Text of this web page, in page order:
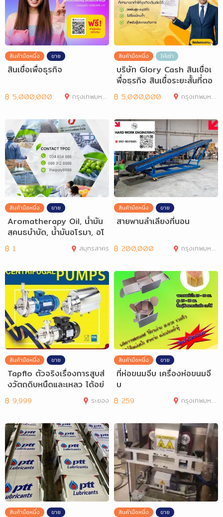
สินค้ามือหนึ่ง ขาย
สินเชื่อเพื่อธุรกิจ
฿ 5,000,000 กรุงเทพมหานคร
สินค้ามือหนึ่ง ให้เช่า
บริษัท Glory Cash สินเชื่อเ
พื่อธุรกิจ สินเชื่อระยะสั้นที่ตอ
฿ 5,000,000 กรุงเทพมหานคร
สินค้ามือหนึ่ง ขาย
Aromatherapy Oil, น้ำมัน
สุคนธบำบัด, น้ำมันอโรมา, อโ
รมาเทอราป
฿ 1 สมุทรสาคร
สินค้ามือหนึ่ง ขาย
สายพานลำเลียงที่นอน
฿ 200,000 กรุงเทพมหานคร
สินค้ามือหนึ่ง ขาย
Tapflo ตัวจริงเรื่องการสูบส่
งวัตถุดิบหนืดและเหลว ได้อย่
างมีค
฿ 9,999 ระยอง
สินค้ามือหนึ่ง ขาย
ที่ห่อขนมจีบ เครื่องห่อขนมจี
บ
฿ 259 กรุงเทพมหานคร
สินค้ามือหนึ่ง ขาย สินค้ามือหนึ่ง ขาย